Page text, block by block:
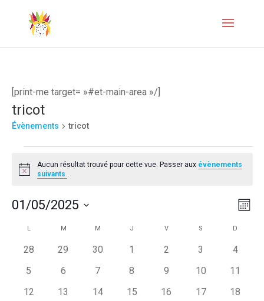
[print-me target= »#et-main-area »/]
tricot
Évènements tricot
Notice
Aucun résultat trouvé pour cette vue. Passer aux évènements
suivants .
par
Mois
01/05/2025
date.
Calendrier
Évènements
LLUNDI M M MERCREDIJ VVENDREDIS D
0
28
0
29
0
30
0
1
0
2
0
3
0
4
0
5
0
6
0
7
0
8
0
9
0
10
0
11
0
12
0
13
0
14
0
15
0
16
0
17
0
18